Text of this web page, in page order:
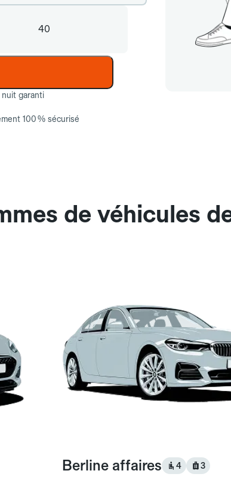
40
nuit garanti
100 % sécurisé
de véhicules
Berline affaires 4 3